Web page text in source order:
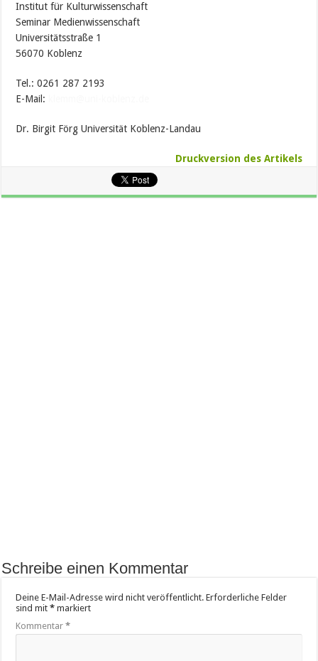
Institut für Kulturwissenschaft
Seminar Medienwissenschaft
Universitätsstraße 1
56070 Koblenz
Tel.: 0261 287 2193
E-Mail:
Dr. Birgit Förg Universität Koblenz-Landau
Druckversion des Artikels
Schreibe einen Kommentar
Deine E-Mail-Adresse wird nicht veröffentlicht. Erforderliche Felder
sind mit* markiert
Kommentar*